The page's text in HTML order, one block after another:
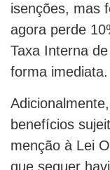
isenções, mas
agora perde
Taxa Interna
forma imediata.
benefícios
menção à Lei
que sequer